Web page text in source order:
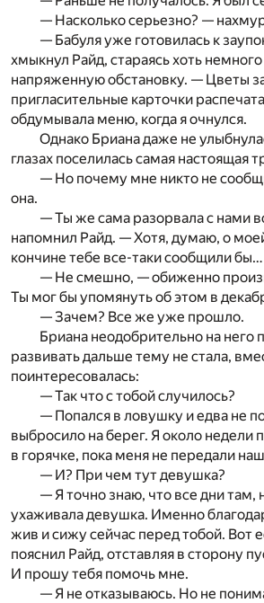
— Насколько серьезно? —
— Бабуля уже готовилась к
хмыкнул Райд, стараясь хоть
напряженную обстановку. — Цветы
пригласительные карточки
обдумывала меню, когда я очнулся.
Однако Бриана даже не
глазах поселилась самая настоящая
— Но почему мне никто не
она.
— Ты же сама разорвала с нами
напомнил Райд. — Хотя, думаю, о
кончине тебе все-таки сообщили
— Не смешно, — обиженно
Ты мог бы упомянуть об этом в
— Зачем? Все же уже прошло.
Бриана неодобрительно на него
развивать дальше тему не стала,
поинтересовалась:
— Так что с тобой случилось?
— Попался в ловушку и едва не
выбросило на берег. Я около недели
в горячке, пока меня не передали
— И? При чем тут девушка?
— Я точно знаю, что все дни там,
ухаживала девушка. Именно
жив и сижу сейчас перед тобой. Вот
пояснил Райд, отставляя в сторону
И прошу тебя помочь мне.
— Я не отказываюсь. Но не